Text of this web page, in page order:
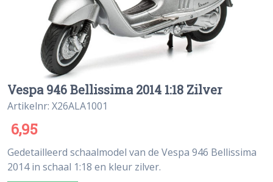
Vespa 946 Bellissima 2014 1:18 Zilver
Artikelnr: X26ALA1001
6,95
Gedetailleerd schaalmodel van de Vespa 946 Bellissima
2014 in schaal 1:18 en kleur zilver.